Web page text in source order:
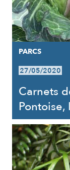
PARCS
27/05/2020
Carnets